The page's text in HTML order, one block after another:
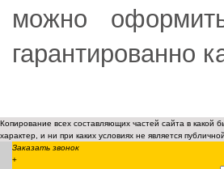
можно
гарантированно
Копирование всех составляющих частей сайта в
характер, и ни при каких условиях не является
Заказать звонок
+